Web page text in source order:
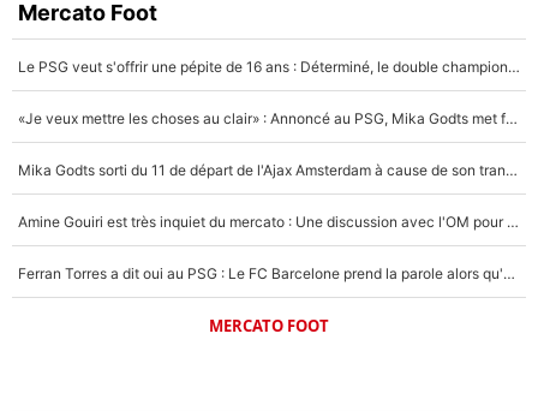
Mercato Foot
Le PSG veut s'offrir une pépite de 16 ans : Déterminé, le double champion d'Europe en titre est prêt à lâcher 40M€ pour celui que l'on compare déjà à Vinicius Jr !
«Je veux mettre les choses au clair» : Annoncé au PSG, Mika Godts met fin au suspense et éteint la polémique sur son transfert !
Mika Godts sorti du 11 de départ de l'Ajax Amsterdam à cause de son transfert imminent vers le PSG ? Son agent répond cash !
Amine Gouiri est très inquiet du mercato : Une discussion avec l'OM pour acter son transfert !
Ferran Torres a dit oui au PSG : Le FC Barcelone prend la parole alors qu'un transfert de l'attaquant espagnol prend forme
MERCATO FOOT